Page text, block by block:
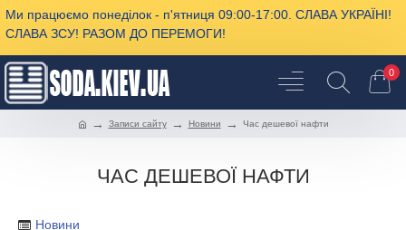
Ми працюємо понеділок - п'ятниця 09:00-17:00. СЛАВА УКРАЇНІ!
СЛАВА ЗСУ! РАЗОМ ДО ПЕРЕМОГИ!
0
Записи сайту Новини Час дешевої нафти
ЧАС ДЕШЕВОЇ НАФТИ
Новини